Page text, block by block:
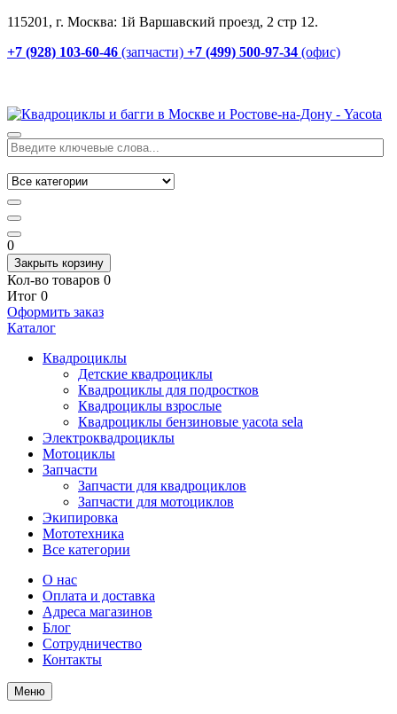
115201, г. Москва: 1й Варшавский проезд, 2 стр 12.
+7 (928) 103-60-46 (запчасти) +7 (499) 500-97-34 (офис)
0
Закрыть корзину
Кол-во товаров 0
Итог 0
Оформить заказ
Каталог
Квадроциклы
Детские квадроциклы
Квадроциклы для подростков
Квадроциклы взрослые
Квадроциклы бензиновые yacota sela
Электроквадроциклы
Мотоциклы
Запчасти
Запчасти для квадроциклов
Запчасти для мотоциклов
Экипировка
Мототехника
Все категории
О нас
Оплата и доставка
Адреса магазинов
Блог
Сотрудничество
Контакты
Меню